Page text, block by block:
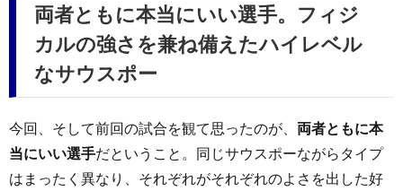
両者ともに本当にいい選手。フィジ
カルの強さを兼ね備えたハイレベル
なサウスポー
今回、そして前回の試合を観て思ったのが、 両者ともに本
当にいい選手だということ。同じサウスポーながらタイプ
はまったく異なり、それぞれがそれぞれのよさを出した好